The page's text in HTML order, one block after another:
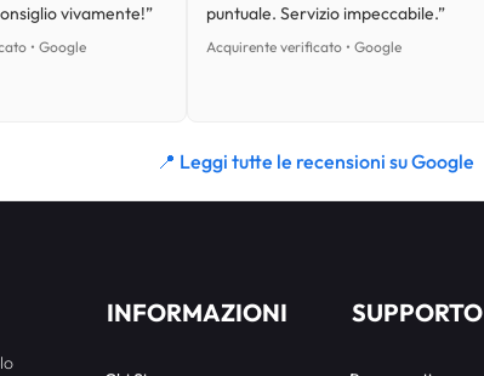
vivamente!”
• Google
puntuale. Servizio impeccabile.”
Acquirente verificato • Google
📍 Leggi tutte le recensioni su Google
INFORMAZIONI SUPPORTO